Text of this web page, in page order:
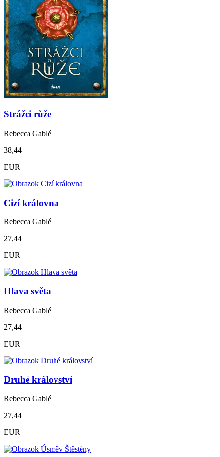
Strážci růže
Rebecca Gablé
38,44
EUR
Cizí královna
Rebecca Gablé
27,44
EUR
Hlava světa
Rebecca Gablé
27,44
EUR
Druhé království
Rebecca Gablé
27,44
EUR